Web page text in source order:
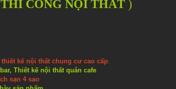
CÔNG NỘI THẤT )
thiết kế nội thất chung cư cao cấp.
,Thiết kế nội thất quán cafe
sạn 4 sao